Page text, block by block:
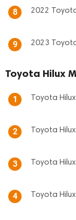
8 2022
9 2023
Toyota Hilux
1 Toyota
2 Toyota
3 Toyota
4 Toyota